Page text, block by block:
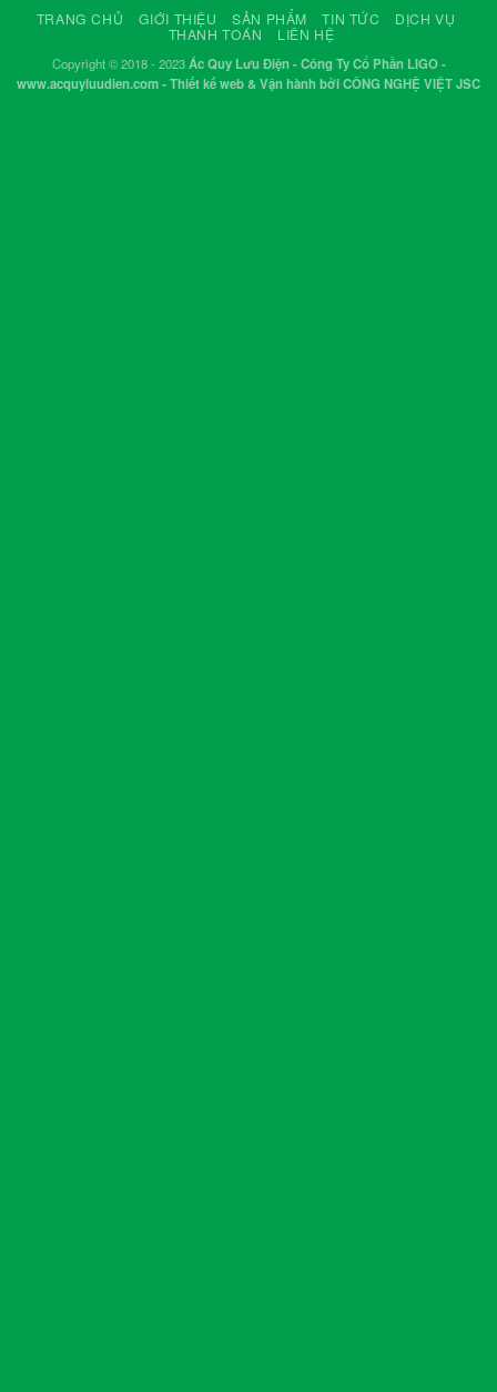
TRANG CHỦ GIỚI THIỆU SẢN PHẨM TIN TỨC
DỊCH VỤ
THANH TOÁN
LIÊN HỆ
Copyright © 2018 - 2023Ác Quy Lưu Điện - Công Ty Cổ Phần LIGO -
www.acquyluudien.com - Thiết kế web & Vận hành bởi CÔNG NGHỆ VIỆT JSC